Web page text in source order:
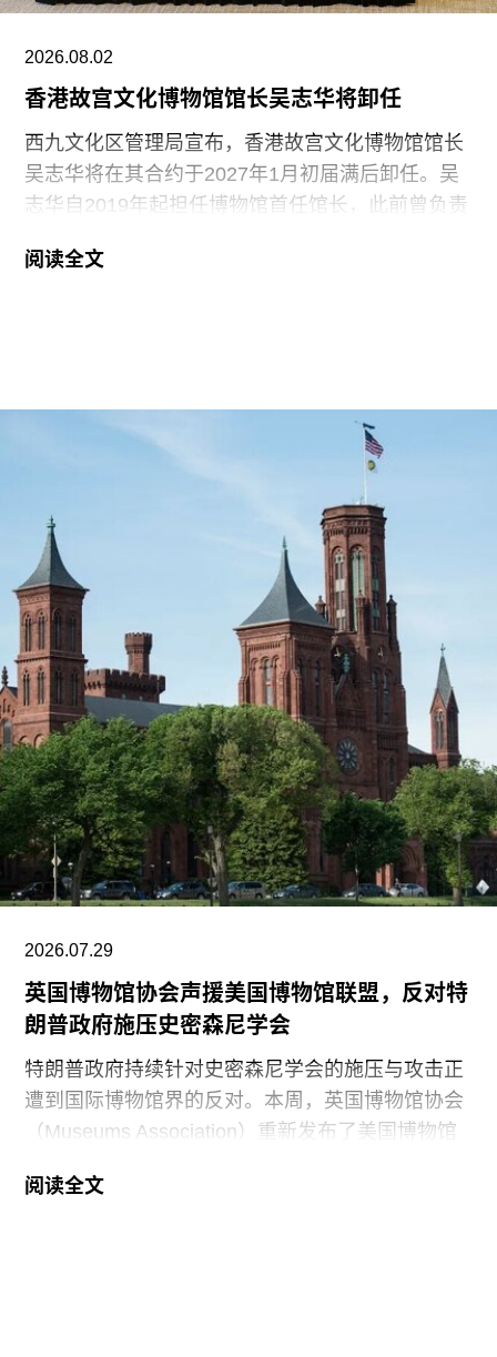
高古轩此次关闭两处空间正值全球画廊纷纷收缩规
年，多家国际蓝筹画廊调整经营策略，佩斯画廊
（Pace）于今年6月裁员并缩减代理艺术家名单；
卓纳画廊（David
2026.08.02
香港故宫文化博物馆馆长吴志华将卸任
西九文化区管理局宣布，香港故宫文化博物馆馆长
吴志华将在其合约于2027年1月初届满后卸任。吴
志华自2019年起担任博物馆首任馆长，此前曾负责
自香港故宫博物馆于2022年开馆以来，吴先生带领
这座由严迅奇（Rocco Yim）设计的博物馆策划了
40场专题及特别展览，并持续推动与北京故宫博物
院的合作。吴志华任内，香港故宫文化博物馆累计
接待观众超过460万人次。
西九文化区管理局将为馆长继任人选展开全球招
聘。
阅读全文
2026.07.29
英国博物馆协会声援美国博物馆联盟，反对特
朗普政府施压史密森尼学会
特朗普政府持续针对史密森尼学会的施压与攻击正
遭到国际博物馆界的反对。本周，英国博物馆协会
（Museums Association）重新发布了美国博物馆
月20日发表的一份声明，强烈谴责针对美国“国家
阅读全文